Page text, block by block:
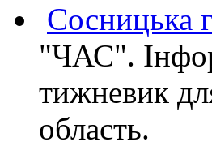
Сосницька
"ЧАС".
тижневик
область.